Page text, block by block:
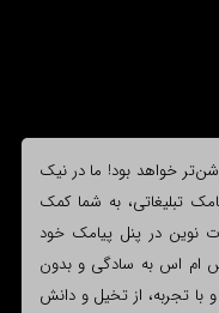
خواهد بود! ما در نیک
تبلیغاتی، به شما کمک
نوین در پنل پیامک خود
ام اس به سادگی و بدون
با تجربه، از تخیل و دانش